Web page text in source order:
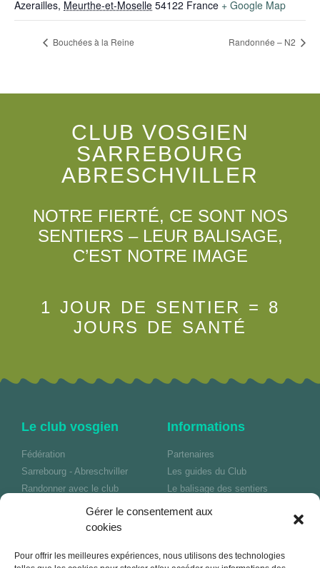
Gérer le consentement aux
cookies
Pour offrir les meilleures expériences, nous utilisons des technologies
Azerailles, Meurthe-et-Moselle 54122 France + Google Map
Bouchées à la Reine Randonnée – N2
CLUB VOSGIEN
SARREBOURG
ABRESCHVILLER
NOTRE FIERTÉ, CE SONT NOS
SENTIERS – LEUR BALISAGE,
C’EST NOTRE IMAGE
1 JOUR DE SENTIER = 8
JOURS DE SANTÉ
Le club vosgien
Fédération
Sarrebourg - Abreschviller
Randonner avec le club
Pratiquer la marche nordique
Communiquer notre passion
Informations
Partenaires
Les guides du Club
Le balisage des sentiers